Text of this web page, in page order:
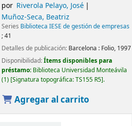
por Riverola Pelayo, José
Muñoz-Seca, Beatriz
Series Biblioteca IESE de gestión de empresas
; 41
Detalles de publicación: Barcelona : Folio, 1997
Disponibilidad:Ítems disponibles para
préstamo: Biblioteca Universidad Monteávila
(1) Signatura topográfica:TS155 R5 .
Agregar al carrito